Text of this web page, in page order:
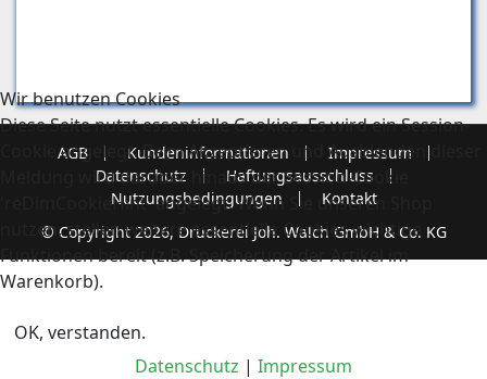
AGB Kundeninformationen
Impressum
Datenschutz
Haftungsausschluss
Nutzungsbedingungen
Kontakt
© Copyright 2026, Druckerei Joh. Walch GmbH & Co. KG
Wir benutzen Cookies
Diese Seite nutzt essentielle Cookies. Es wird ein Session-
Cookie angelegt. Beim Akzeptieren und Ausblenden dieser
Meldung wird darüber hinaus der Session-Cookie
'reDimCookieHint' angelegt. Wenn Sie unseren Shop
nutzen, stellen weitere essentielle Cookies wichtige
Funktionen bereit (z.B. Speicherung der Artikel im
Warenkorb).
OK, verstanden.
Datenschutz | Impressum